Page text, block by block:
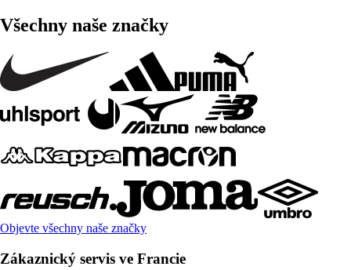
Všechny naše značky
Objevte všechny naše značky
Zákaznický servis ve Francie